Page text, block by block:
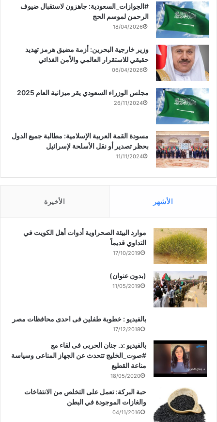
‏‎#الجوازات_السعودية: جاهزون لاستقبال ضيوف
الرحمن لموسم الحج
18/04/2026
وزير خارجية البحرين: أزمة مضيق هرمز تهديد
حقيقي للاستقرار العالمي والأمن الغذائي
06/04/2026
مجلس الوزراء السعودي يقر ميزانية العام 2025
26/11/2024
مسودة القمة العربية الإسلامية: مطالبة جميع الدول
بحظر تصدير أو نقل الأسلحة لإسرائيل
11/11/2024
الأشهر الأخيرة
موارد البيئة الصحراوية أدوات أهل الكويت في
التداوي قديماً
17/10/2019
(بدون عنوان)
11/05/2019
بالفيديو : خطوبة طفلين فى احدى محافظات مصر
17/12/2018
بالفيديو :د. جنان الحربى فى لقاء مع
#صوت_الخليج تتحدث عن الجهاز المناعى وسياسة
مناعة القطيع
18/05/2020
حبة البركة: تعمل على التخلص من الانتفاخات
والغازات الموجودة في البطن
04/11/2016